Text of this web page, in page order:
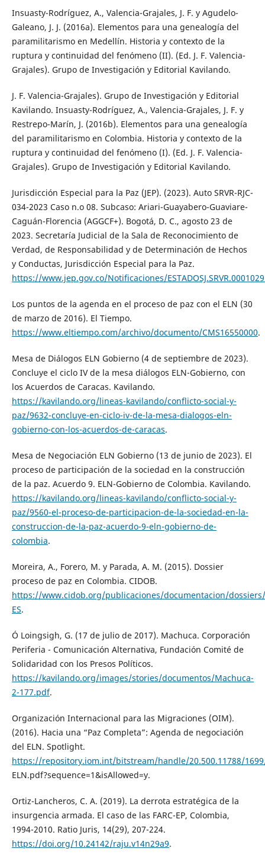
Insuasty-Rodríguez, A., Valencia-Grajales, J. F. y Agudelo-
Galeano, J. J. (2016a). Elementos para una genealogía del
paramilitarismo en Medellín. Historia y contexto de la
ruptura y continuidad del fenómeno (II). (Ed. J. F. Valencia-
Grajales). Grupo de Investigación y Editorial Kavilando.
J. F. Valencia-Grajales). Grupo de Investigación y Editorial
Kavilando. Insuasty-Rodríguez, A., Valencia-Grajales, J. F. y
Restrepo-Marín, J. (2016b). Elementos para una genealogía
del paramilitarismo en Colombia. Historia y contexto de la
ruptura y continuidad del fenómeno (I). (Ed. J. F. Valencia-
Grajales). Grupo de Investigación y Editorial Kavilando.
Jurisdicción Especial para la Paz (JEP). (2023). Auto SRVR-RJC-
034-2023 Caso n.o 08. Subcaso: Ariari-Guayabero-Guaviare-
Caguán-Florencia (AGGCF+). Bogotá, D. C., agosto 23 de
2023. Secretaría Judicial de la Sala de Reconocimiento de
Verdad, de Responsabilidad y de Determinación de Hechos
y Conductas, Jurisdicción Especial para la Paz.
https://www.jep.gov.co/Notificaciones/
Los puntos de la agenda en el proceso de paz con el ELN (30
de marzo de 2016). El Tiempo.
https://www.eltiempo.com/archivo/documento/CMS16550000.
Mesa de Diálogos ELN Gobierno (4 de septiembre de 2023).
Concluye el ciclo IV de la mesa diálogos ELN-Gobierno, con
los Acuerdos de Caracas. Kavilando.
https://kavilando.org/lineas-kavilando/conflicto-social-y-
paz/9632-concluye-en-ciclo-iv-de-la-mesa-dialogos-eln-
gobierno-con-los-acuerdos-de-caracas.
Mesa de Negociación ELN Gobierno (13 de junio de 2023). El
proceso de participación de la sociedad en la construcción
de la paz. Acuerdo 9. ELN-Gobierno de Colombia. Kavilando.
https://kavilando.org/lineas-kavilando/conflicto-social-y-
paz/9560-el-proceso-de-participacion-de-la-sociedad-en-la-
construccion-de-la-paz-acuerdo-9-eln-gobierno-de-
colombia.
Moreira, A., Forero, M. y Parada, A. M. (2015). Dossier
proceso de paz en Colombia. CIDOB.
https://www.cidob.org/publicaciones/documentacion/dossiers/
ES.
Ó Loingsigh, G. (17 de julio de 2017). Machuca. Corporación
Periferia - Comunicación Alternativa, Fundación Comité de
Solidaridad con los Presos Políticos.
https://kavilando.org/images/stories/documentos/Machuca-
2-177.pdf.
Organización Internacional para las Migraciones (OIM).
(2016). Hacia una “Paz Completa”: Agenda de negociación
del ELN. Spotlight.
https://repository.iom.int/bitstream/handle/20.500.11788/1699/
ELN.pdf?sequence=1&isAllowed=y.
Ortiz-Lancheros, C. A. (2019). La derrota estratégica de la
insurgencia armada. El caso de las FARC-EP, Colombia,
1994-2010. Ratio Juris, 14(29), 207-224.
https://doi.org/10.24142/raju.v14n29a9.